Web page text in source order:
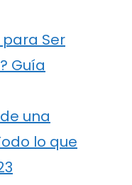
para Ser
Guía
una
lo que